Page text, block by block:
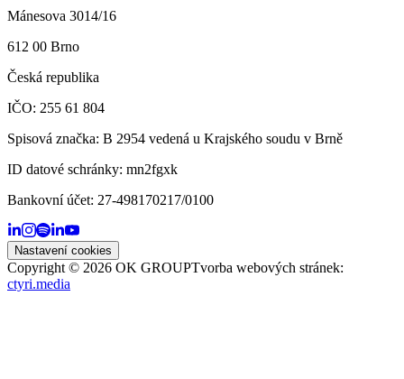
Mánesova 3014/16
612 00 Brno
Česká republika
IČO: 255 61 804
Spisová značka: B 2954 vedená u Krajského soudu v Brně
ID datové schránky: mn2fgxk
Bankovní účet: 27-498170217/0100
Nastavení cookies
Copyright © 2026 OK GROUPTvorba webových stránek:
ctyri.media